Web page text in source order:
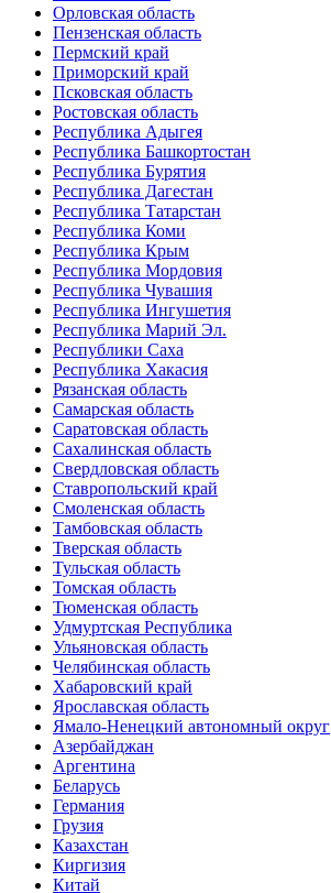
Орловская область
Пензенская область
Пермский край
Приморский край
Псковская область
Ростовская область
Республика Адыгея
Республика Башкортостан
Республика Бурятия
Республика Дагестан
Республика Татарстан
Республика Коми
Республика Крым
Республика Мордовия
Республика Чувашия
Республика Ингушетия
Республика Марий Эл.
Республики Саха
Республика Хакасия
Рязанская область
Самарская область
Саратовская область
Сахалинская область
Свердловская область
Ставропольский край
Смоленская область
Тамбовская область
Тверская область
Тульская область
Томская область
Тюменская область
Удмуртская Республика
Ульяновская область
Челябинская область
Хабаровский край
Ярославская область
Ямало-Ненецкий автономный округ
Азербайджан
Аргентина
Беларусь
Германия
Грузия
Казахстан
Киргизия
Китай